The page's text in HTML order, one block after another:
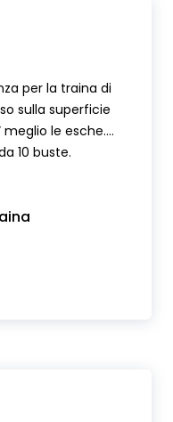
per la traina di
sulla superficie
meglio le esche.
10 buste.